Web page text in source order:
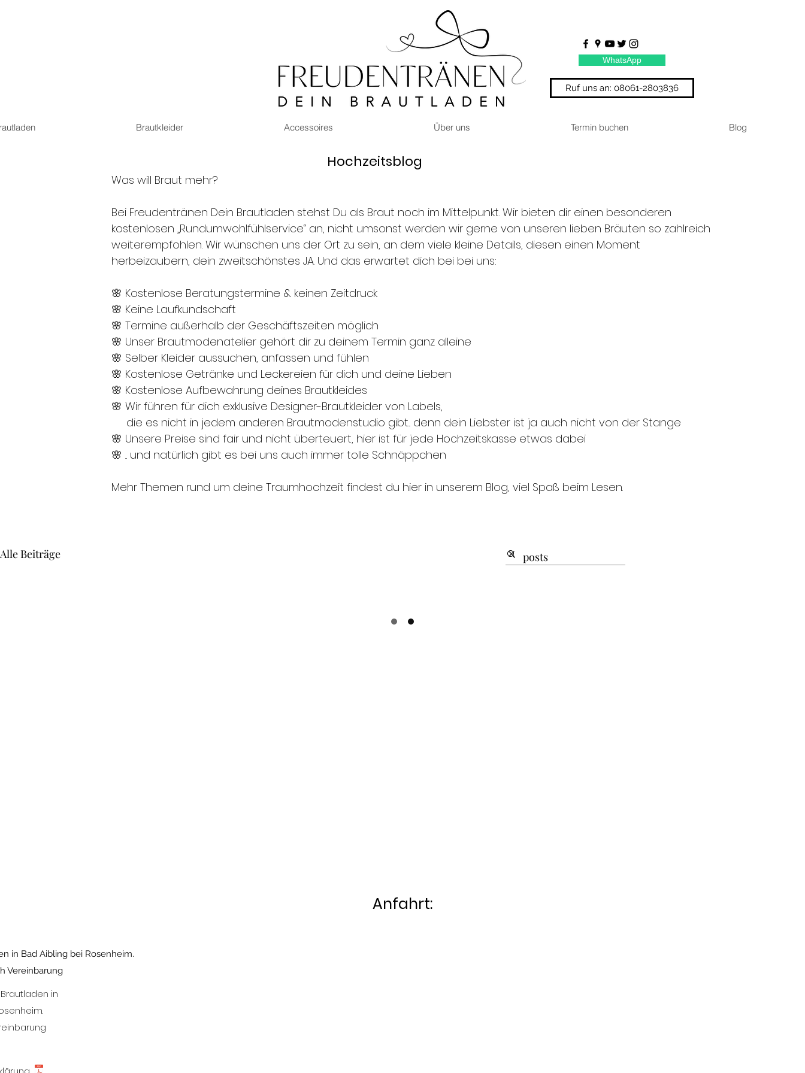
WhatsApp
Ruf uns an: 08061-2803836
Brautkleider Accessoires Über uns Termin buchen Blog
Hochzeitsblog
Was will Braut mehr?
Bei Freudentränen Dein Brautladen stehst Du als Braut noch im Mittelpunkt. Wir bieten dir einen besonderen
kostenlosen „Rundumwohlfühlservice“ an, nicht umsonst werden wir gerne von unseren lieben Bräuten so zahlreich
weiterempfohlen. Wir wünschen uns der Ort zu sein, an dem viele kleine Details, diesen einen Moment
herbeizaubern, dein zweitschönstes JA. Und das erwartet dich bei bei uns:
🌸 Kostenlose Beratungstermine & keinen Zeitdruck
🌸 Keine Laufkundschaft
🌸 Termine außerhalb der Geschäftszeiten möglich
🌸 Unser Brautmodenatelier gehört dir zu deinem Termin ganz alleine
🌸 Selber Kleider aussuchen, anfassen und fühlen
🌸 Kostenlose Getränke und Leckereien für dich und deine Lieben
🌸 Kostenlose Aufbewahrung deines Brautkleides
🌸 Wir führen für dich exklusive Designer-Brautkleider von Labels,
die es nicht in jedem anderen Brautmodenstudio gibt... denn dein Liebster ist ja auch nicht von der Stange
🌸 Unsere Preise sind fair und nicht überteuert, hier ist für jede Hochzeitskasse etwas dabei
🌸 ... und natürlich gibt es bei uns auch immer tolle Schnäppchen
Mehr Themen rund um deine Traumhochzeit findest du hier in unserem Blog, viel Spaß beim Lesen.
Alle Beiträge
in Bad Aibling bei Rosenheim.
Vereinbarung
in
Anfahrt: